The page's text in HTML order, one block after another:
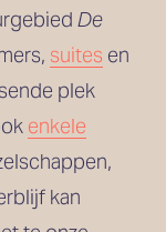
De
suites en
plek
enkele
kan